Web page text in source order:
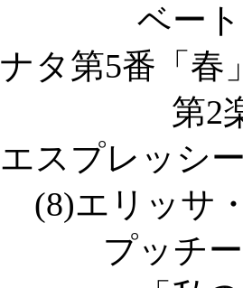
ベートーヴ
ナタ第5番「春
第2楽章「
エスプレッシ
(8)エリッサ
プッチーニ